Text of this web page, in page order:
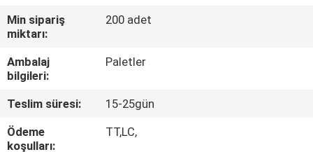
KALITE
KONTROL
BIZIMLE
ILETIŞIME
GEÇIN
Min sipariş
miktarı:
200 adet
Ambalaj
bilgileri:
Paletler
Teslim süresi:
15-25gün
Ödeme
koşulları:
TT,LC,